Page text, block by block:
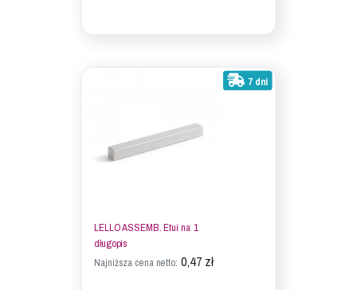
7 dni
LELLO ASSEMB. Etui na 1
długopis
Najniższa cena netto: 0,47 zł